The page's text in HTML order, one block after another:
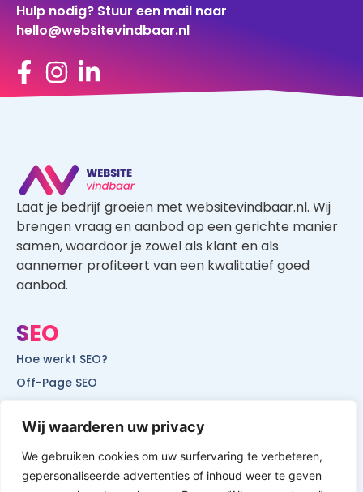
Wij waarderen uw privacy
We gebruiken cookies om uw surfervaring te verbeteren,
gepersonaliseerde advertenties of inhoud weer te geven
Hulp nodig? Stuur een mail naar
hello@websitevindbaar.nl
Laat je bedrijf groeien met websitevindbaar.nl. Wij
brengen vraag en aanbod op een gerichte manier
samen, waardoor je zowel als klant en als
aannemer profiteert van een kwalitatief goed
aanbod.
SEO
Hoe werkt SEO?
Off-Page SEO
On-Page SEO
SEO voor lokale bedrijven
SEO voor mobiele websites
SEO voor start-ups